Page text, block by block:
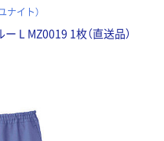
ナイト）
L MZ0019 1枚（直送品）